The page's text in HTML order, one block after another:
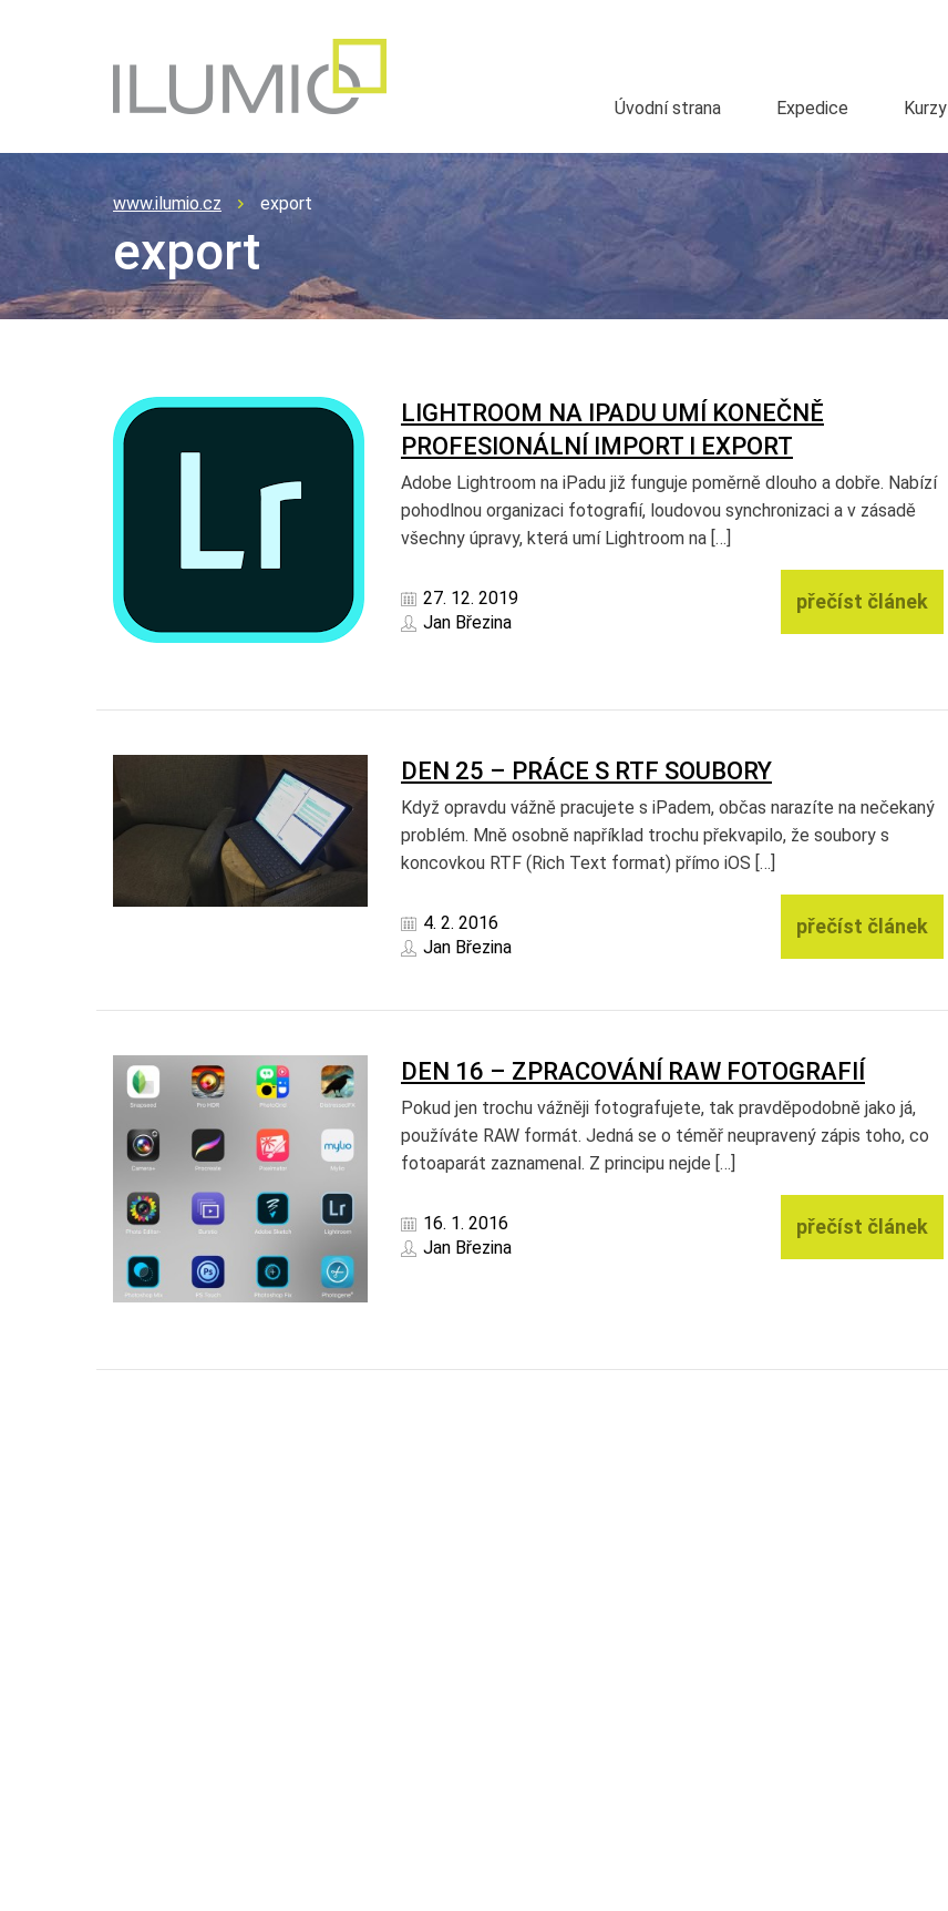
Úvodní strana Expedice Kurzy
www.ilumio.cz export
export
LIGHTROOM NA IPADU UMÍ KONEČNĚ
PROFESIONÁLNÍ IMPORT I EXPORT
Adobe Lightroom na iPadu již funguje poměrně dlouho a dobře. Nabízí
pohodlnou organizaci fotografií, loudovou synchronizaci a v zásadě
všechny úpravy, která umí Lightroom na […]
27. 12. 2019
Jan Březina
přečíst článek
DEN 25 – PRÁCE S RTF SOUBORY
Když opravdu vážně pracujete s iPadem, občas narazíte na nečekaný
problém. Mně osobně například trochu překvapilo, že soubory s
koncovkou RTF (Rich Text format) přímo iOS […]
4. 2. 2016
Jan Březina
přečíst článek
DEN 16 – ZPRACOVÁNÍ RAW FOTOGRAFIÍ
Pokud jen trochu vážněji fotografujete, tak pravděpodobně jako já,
používáte RAW formát. Jedná se o téměř neupravený zápis toho, co
fotoaparát zaznamenal. Z principu nejde […]
16. 1. 2016
Jan Březina
přečíst článek